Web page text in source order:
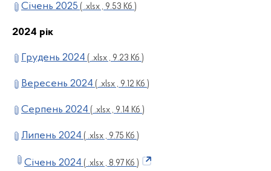
Січень 2025 ( .xlsx , 9.53 Кб )
2024 рік
Грудень 2024 ( .xlsx , 9.23 Кб )
Вересень 2024 ( .xlsx , 9.12 Кб )
Серпень 2024 ( .xlsx , 9.14 Кб )
Липень 2024 ( .xlsx , 9.75 Кб )
Січень 2024 ( .xlsx , 8.97 Кб )